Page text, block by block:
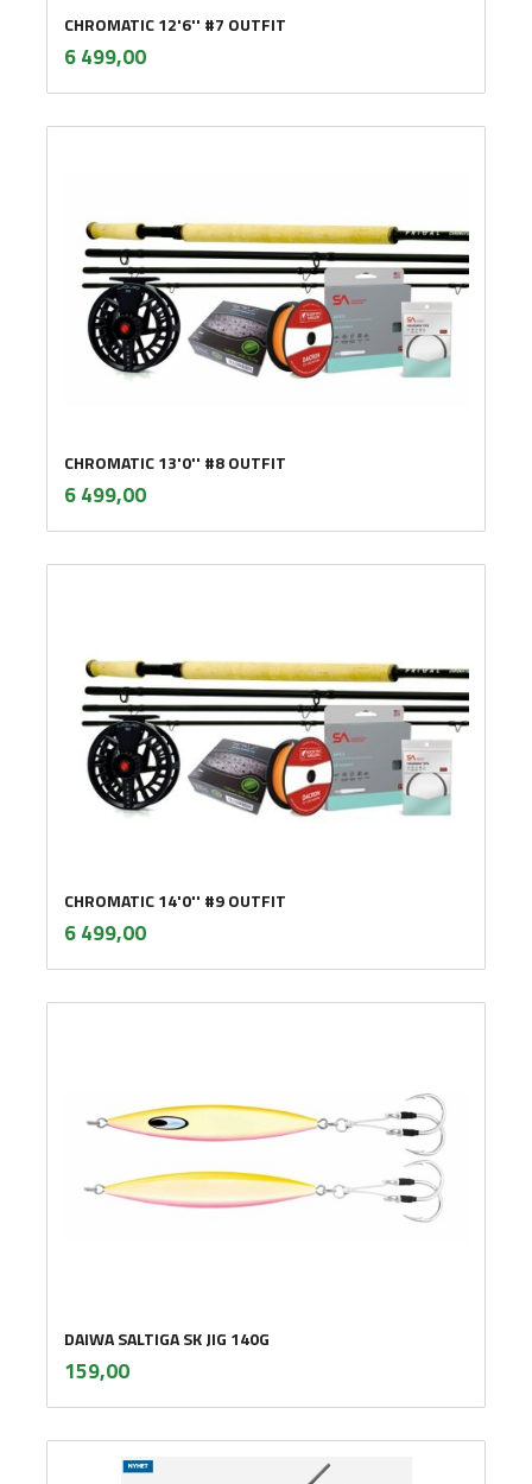
CHROMATIC 12'6'' #7 OUTFIT
Pris
6 499,00mva.
CHROMATIC 13'0'' #8 OUTFIT
Pris
6 499,00mva.
CHROMATIC 14'0'' #9 OUTFIT
Pris
6 499,00mva.
DAIWA SALTIGA SK JIG 140G
Pris
159,00mva.